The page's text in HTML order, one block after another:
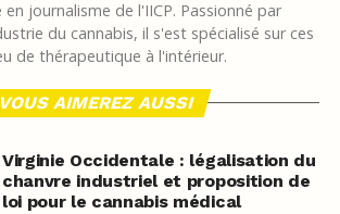
journalisme de l'IICP. Passionné par
du cannabis, il s'est spécialisé sur ces
de thérapeutique à l'intérieur.
VOUS AIMEREZ AUSSI
Virginie Occidentale : légalisation du
chanvre industriel et proposition de
loi pour le cannabis médical